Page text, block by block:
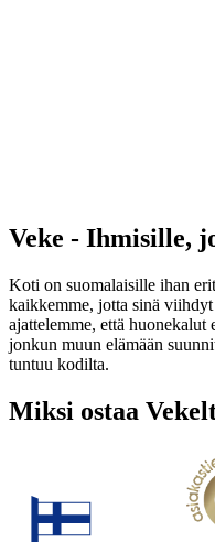
Veke - Ihmisille,
Koti on suomalaisille ihan
kaikkemme, jotta sinä
ajattelemme, että
jonkun muun elämään
tuntuu kodilta.
Miksi ostaa